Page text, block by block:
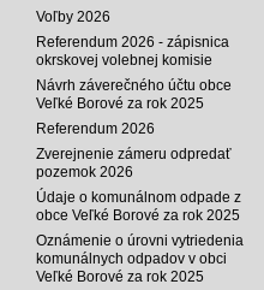
Voľby 2026
Referendum 2026 - zápisnica
okrskovej volebnej komisie
Návrh záverečného účtu obce
Veľké Borové za rok 2025
Referendum 2026
Zverejnenie zámeru odpredať
pozemok 2026
Údaje o komunálnom odpade z
obce Veľké Borové za rok 2025
Oznámenie o úrovni vytriedenia
komunálnych odpadov v obci
Veľké Borové za rok 2025